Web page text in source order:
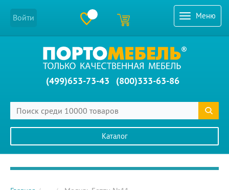
Меню
Войти
(499)653-73-43 (800)333-63-86
Каталог
Главное меню сайта